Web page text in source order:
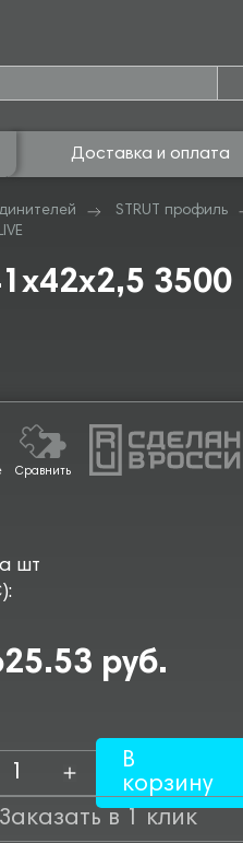
Доставка и оплата
STRUT профиль
3500
Сравнить
шт
руб.
В
корзину
Заказать в 1 клик